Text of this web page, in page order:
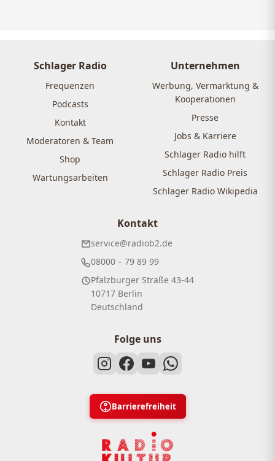
Schlager Radio
Frequenzen
Podcasts
Kontakt
Moderatoren & Team
Shop
Wartungsarbeiten
Unternehmen
Werbung, Vermarktung &
Kooperationen
Presse
Jobs & Karriere
Schlager Radio hilft
Schlager Radio Preis
Schlager Radio Wikipedia
Kontakt
service@radiob2.de
08000 – 79 89 99
Pfalzburger Straße 43-44
10717 Berlin
Deutschland
Folge uns
Barrierefreiheit